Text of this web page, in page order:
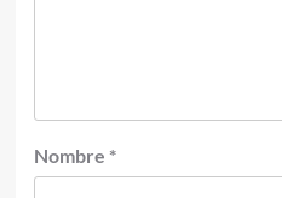
Nombre *